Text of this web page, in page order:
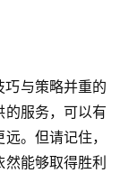
巧与策略并重的
服务，可以有
。但请记住，
能够取得胜利